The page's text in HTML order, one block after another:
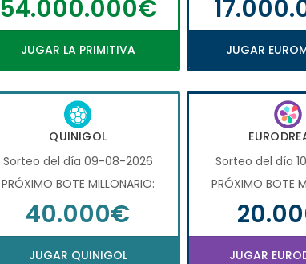
54.000.000€
JUGAR LA PRIMITIVA JUGAR
QUINIGOL
Sorteo del día 09-08-2026
PRÓXIMO BOTE MILLONARIO:
40.000€
JUGAR QUINIGOL
Sorteo del día
PRÓXIMO BOTE
JUGAR